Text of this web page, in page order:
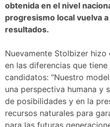
obtenida en el nivel
progresismo local vuelva
resultados.
Nuevamente Stolbizer
en las diferencias que
candidatos: “Nuestro
una perspectiva humana y
de posibilidades y en la
recursos naturales para
para las futuras